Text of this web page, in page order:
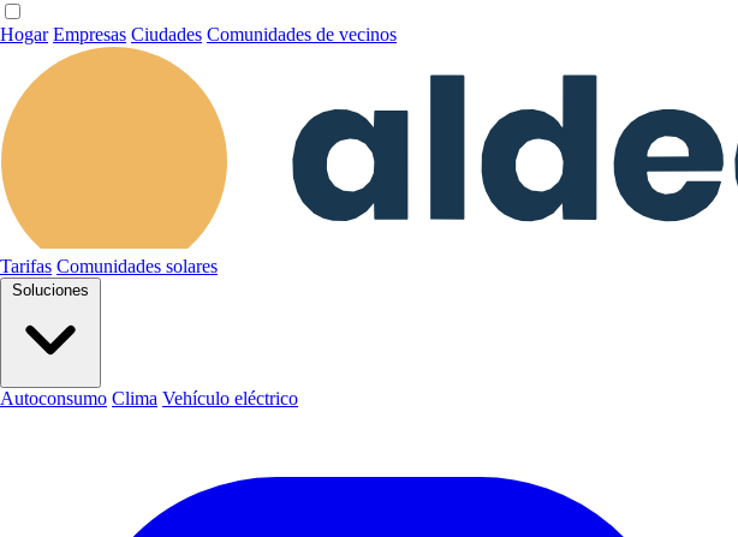
Hogar Empresas Ciudades Comunidades de vecinos
Tarifas Comunidades solares
Soluciones
Autoconsumo Clima Vehículo eléctrico